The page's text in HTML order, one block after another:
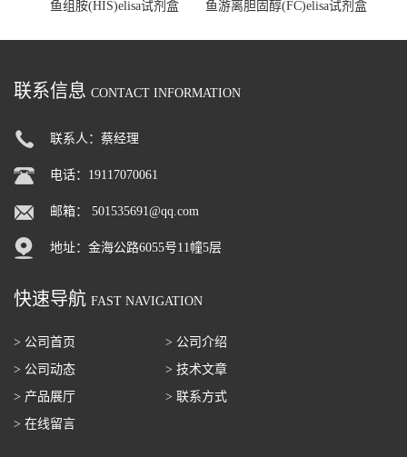
鱼组胺(HIS)elisa试剂盒 鱼游离胆固醇(FC)elisa试剂盒
联系信息 CONTACT INFORMATION
联系人：蔡经理
电话：19117070061
邮箱： 501535691@qq.com
地址：金海公路6055号11幢5层
快速导航 FAST NAVIGATION
> 公司首页
> 公司介绍
> 公司动态
> 技术文章
> 产品展厅
> 联系方式
> 在线留言